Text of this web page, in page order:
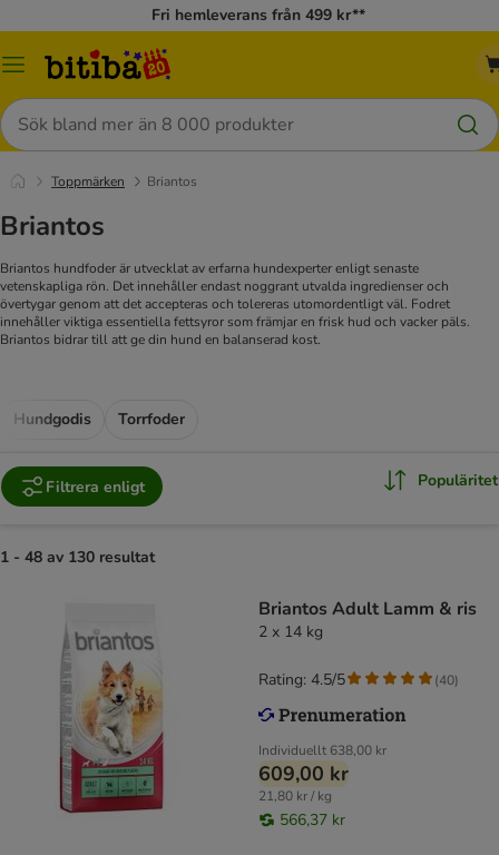
Fri hemleverans från 499 kr**
Meny
Sök
Toppmärken Briantos
Briantos
Briantos hundfoder är utvecklat av erfarna hundexperter enligt senaste
vetenskapliga rön. Det innehåller endast noggrant utvalda ingredienser och
övertygar genom att det accepteras och tolereras utomordentligt väl. Fodret
innehåller viktiga essentiella fettsyror som främjar en frisk hud och vacker päls.
Briantos bidrar till att ge din hund en balanserad kost.
Hundgodis Torrfoder
Filtrera enligt Populäritet
1 - 48 av 130 resultat
Briantos Adult Lamm & ris
2 x 14 kg
Individuellt 638,00 kr
609,00 kr
21,80 kr / kg
566,37 kr
Rating: 4.5/5 (40)